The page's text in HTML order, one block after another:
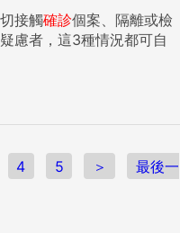
接觸確診個案、隔離或檢
慮者，這3種情況都可自
4 5 ＞
最後一